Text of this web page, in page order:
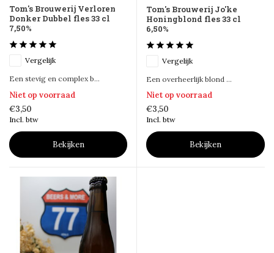
Tom's Brouwerij Verloren
Donker Dubbel fles 33 cl
7,50%
Vergelijk
Een stevig en complex b...
Niet op voorraad
€3,50
Incl. btw
Bekijken
Tom's Brouwerij Jo'ke
Honingblond fles 33 cl
6,50%
Vergelijk
Een overheerlijk blond ...
Niet op voorraad
€3,50
Incl. btw
Bekijken